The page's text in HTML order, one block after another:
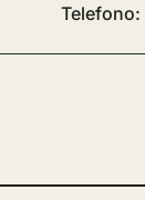
Telefono: